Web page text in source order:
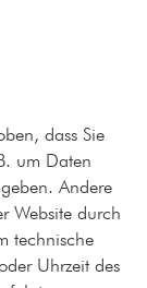
dass Sie
um Daten
Andere
Website durch
technische
Uhrzeit des